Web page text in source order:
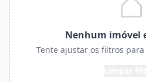
Nenhum imóvel
Tente ajustar os filtros